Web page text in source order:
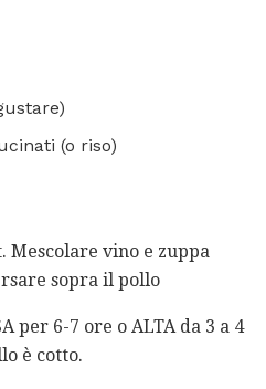
(o riso)
vino e zuppa
sopra il pollo
per 6-7 ore o ALTA da 3 a 4
è cotto.